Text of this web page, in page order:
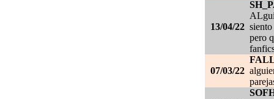
13/04/22
pero
07/03/22